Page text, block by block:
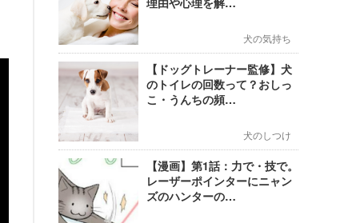
犬の気持ち
【ドッグトレーナー監修】犬
のトイレの回数って？おしっ
こ・うんちの頻…
犬のしつけ
【漫画】第1話：力で・技で。
レーザーポインターにニャン
ズのハンターの…